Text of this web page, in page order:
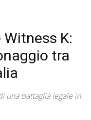
K:
tra
una battaglia legale in